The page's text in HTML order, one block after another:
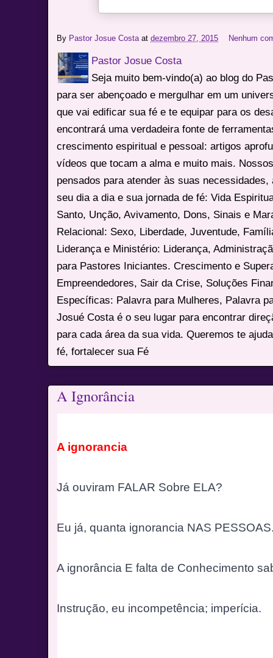
By Pastor Josue Costa atdezembro 27, 2015 Nenhum
Pastor Josue Costa
Seja muito bem-vindo(a) ao blog do
para ser abençoado e mergulhar em um
que vai edificar sua fé e te equipar para os
encontrará uma verdadeira fonte de
crescimento espiritual e pessoal: artigos
vídeos que tocam a alma e muito mais.
pensados para atender às suas
seu dia a dia e sua jornada de fé: Vida
Santo, Unção, Avivamento, Dons, Sinais e
Relacional: Sexo, Liberdade, Juventude,
Liderança e Ministério: Liderança,
para Pastores Iniciantes. Crescimento e
Empreendedores, Sair da Crise, Soluções
Específicas: Palavra para Mulheres, Palavra
Josué Costa é o seu lugar para encontrar
para cada área da sua vida. Queremos te
fé, fortalecer sua Fé
A Ignorância
A ignorancia
Já ouviram FALAR Sobre ELA?
Eu já, quanta ignorancia NAS
A ignorância E falta de Conhecimento
Instrução, eu incompetência; imperícia.